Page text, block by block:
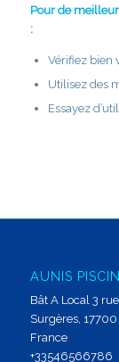
Pour de
:
Vérifiez bien
Utilisez des
Essayez
AUNIS
Bât A Local 3
Surgères, 17700
France
+33546566786